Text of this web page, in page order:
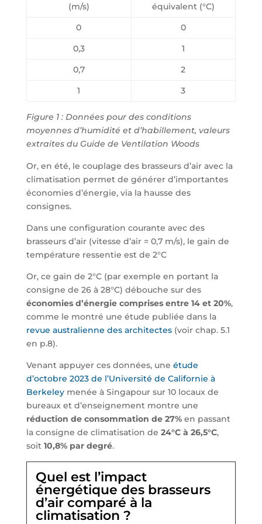
(m/s)
équivalent (°C)
0
0
0,3
1
0,7
2
1
3
Figure 1 : Données pour des conditions
moyennes d’humidité et d’habillement, valeurs
extraites du Guide de Ventilation Woods
Or, en été, le couplage des brasseurs d’air avec la
climatisation permet de générer d’importantes
économies d’énergie, via la hausse des
consignes.
Dans une configuration courante avec des
brasseurs d’air (vitesse d’air = 0,7 m/s), le gain de
température ressentie est de 2°C
Or, ce gain de 2°C (par exemple en portant la
consigne de 26 à 28°C) débouche sur des
économies d’énergie comprises entre 14 et 20%,
comme le montré une étude publiée dans la
revue australienne des architectes(voir chap. 5.1
en p.8).
Venant appuyer ces données, une étude
d’octobre 2023 de l’Université de Californie à
Berkeleymenée à Singapour sur 10 locaux de
bureaux et d’enseignement montre une
réduction de consommation de 27%en passant
la consigne de climatisation de 24°C à 26,5°C,
soit 10,8% par degré.
Quel est l’impact
énergétique des brasseurs
d’air comparé à la
climatisation ?